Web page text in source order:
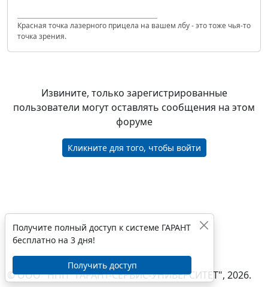
Красная точка лазерного прицела на вашем лбу - это тоже чья-то
точка зрения.
Извините, только зарегистрированные
пользователи могут оставлять сообщения на этом
форуме
Кликните для того, чтобы войти
© ООО "НПП "ГАРАНТ-СЕРВИС-УНИВЕРСИТЕТ", 2026.
Получите полный доступ к системе ГАРАНТ
бесплатно на 3 дня!
Получить доступ